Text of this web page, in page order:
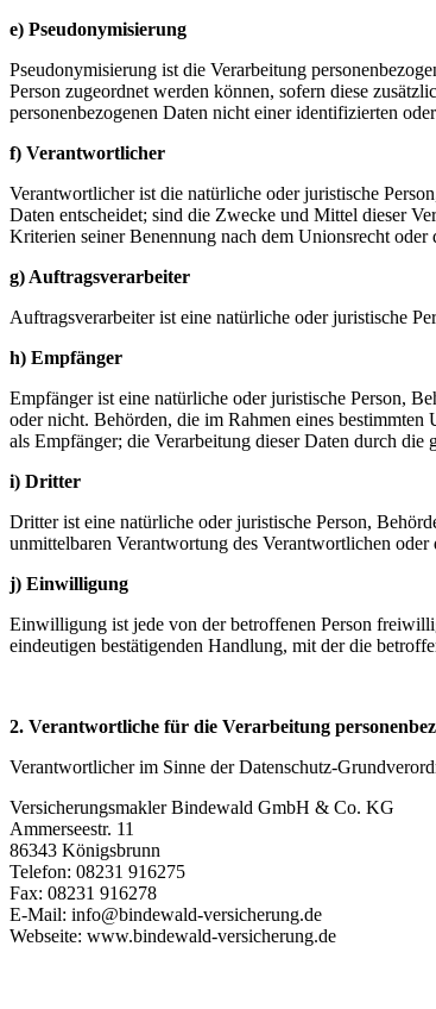
e) Pseudonymisierung
Pseudonymisierung ist die Verarbeitung
Person zugeordnet werden können, sofern diese
personenbezogenen Daten nicht einer identifizierten
f) Verantwortlicher
Verantwortlicher ist die natürliche oder juristische
Daten entscheidet; sind die Zwecke und Mittel dieser
Kriterien seiner Benennung nach dem Unionsrecht
g) Auftragsverarbeiter
Auftragsverarbeiter ist eine natürliche oder juristische
h) Empfänger
Empfänger ist eine natürliche oder juristische Person,
oder nicht. Behörden, die im Rahmen eines
als Empfänger; die Verarbeitung dieser Daten durch
i) Dritter
Dritter ist eine natürliche oder juristische Person,
unmittelbaren Verantwortung des Verantwortlichen
j) Einwilligung
Einwilligung ist jede von der betroffenen Person
eindeutigen bestätigenden Handlung, mit der die
2. Verantwortliche für die Verarbeitung
Verantwortlicher im Sinne der Datenschutz-
Versicherungsmakler Bindewald GmbH & Co. KG
Ammerseestr. 11
86343 Königsbrunn
Telefon: 08231 916275
Fax: 08231 916278
E-Mail: info@bindewald-versicherung.de
Webseite: www.bindewald-versicherung.de